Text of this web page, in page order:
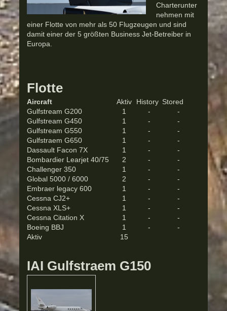
Charterunter
nehmen mit
einer Flotte von mehr als 50 Flugzeugen und sind
damit einer der 5 größten Business Jet-Betreiber in
Europa.
Flotte
Aircraft Aktiv History Stored
Gulfstream G200
1 -
-
Gulfstream G450
1 -
-
Gulfstream G550
1 -
-
Gulfstraem G650
1 -
-
Dassault Facon 7X
1 -
-
Bombardier Learjet 40/75
2 -
-
Challenger 350
1 -
-
Global 5000 / 6000
2 -
-
Embraer legacy 600
1 -
-
Cessna CJ2+
1 -
-
Cessna XLS+
1 -
-
Cessna Citation X
1 -
-
Boeing BBJ
1 -
-
Aktiv
15
IAI Gulfstraem G150